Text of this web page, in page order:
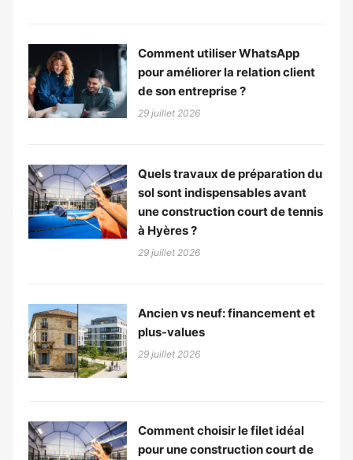
Comment utiliser WhatsApp
pour améliorer la relation client
de son entreprise ?
29 juillet 2026
Quels travaux de préparation du
sol sont indispensables avant
une construction court de tennis
à Hyères ?
29 juillet 2026
Ancien vs neuf: financement et
plus-values
29 juillet 2026
Comment choisir le filet idéal
pour une construction court de